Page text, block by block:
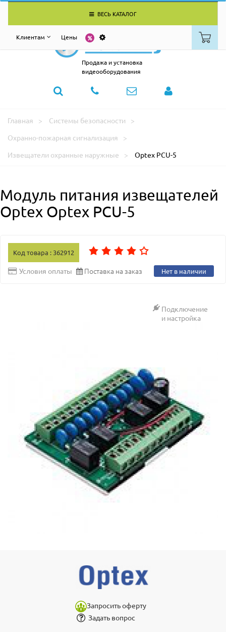
ВЕСЬ КАТАЛОГ
Клиентам Цены
Продажа и установка
видеооборудования
Главная
Системы безопасности
Охранно-пожарная сигнализация
Извещатели охранные наружные
Optex PCU-5
Модуль питания извещателей
Optex Optex PCU-5
Код товара : 362912
Условия оплаты Поставка на заказ Нет в наличии
Подключение
и настройка
Запросить оферту
Задать вопрос